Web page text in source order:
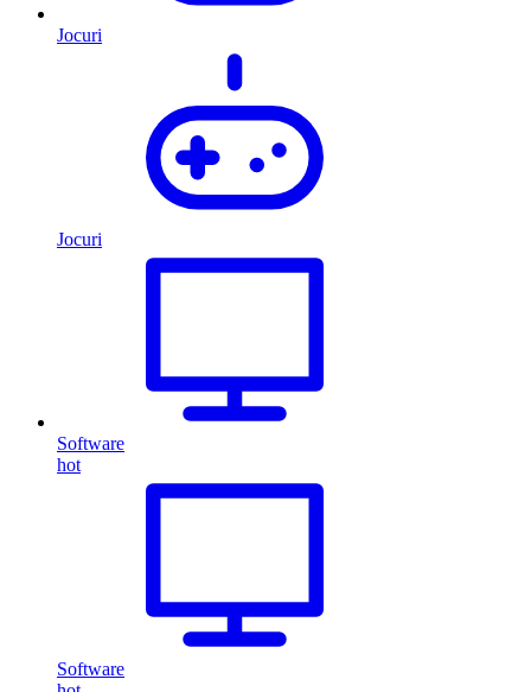
Jocuri
Jocuri
Software
hot
Software